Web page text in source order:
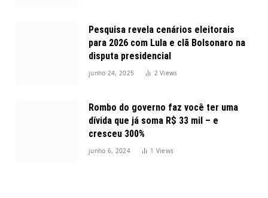
Pesquisa revela cenários eleitorais
para 2026 com Lula e clã Bolsonaro na
disputa presidencial
junho 24, 2025 2Views
Rombo do governo faz você ter uma
dívida que já soma R$ 33 mil – e
cresceu 300%
junho 6, 2024 1 Views